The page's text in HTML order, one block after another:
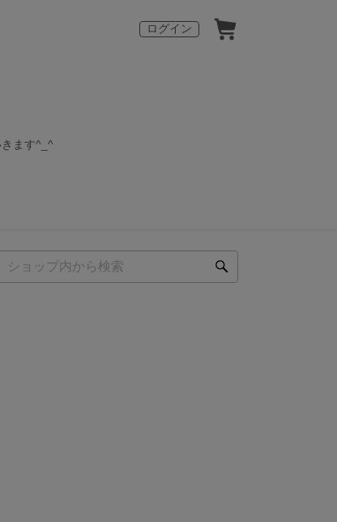
ログイン
ます^_^